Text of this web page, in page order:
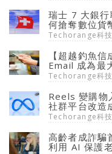
瑞士 7 大銀行
何搶奪數位貨
Techorange科
【超越釣魚
Email 成為最
Techorange科
Reels 變購物
社群平台改造
Techorange科
高齡者成詐騙
利用 AI 保護